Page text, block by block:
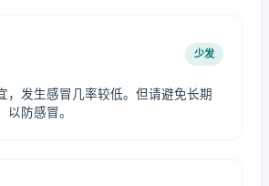
少发
，发生感冒几率较低。但请避免长期
以防感冒。